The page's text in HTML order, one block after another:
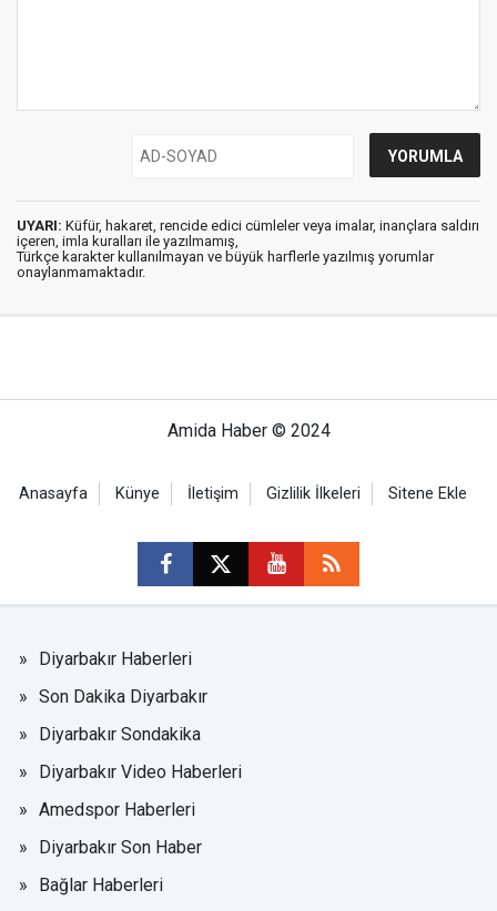
UYARI: Küfür, hakaret, rencide edici cümleler veya imalar, inançlara saldırı
içeren, imla kuralları ile yazılmamış,
Türkçe karakter kullanılmayan ve büyük harflerle yazılmış yorumlar
onaylanmamaktadır.
Amida Haber © 2024
Anasayfa Künye İletişim Gizlilik İlkeleri Sitene Ekle
Diyarbakır Haberleri
Son Dakika Diyarbakır
Diyarbakır Sondakika
Diyarbakır Video Haberleri
Amedspor Haberleri
Diyarbakır Son Haber
Bağlar Haberleri